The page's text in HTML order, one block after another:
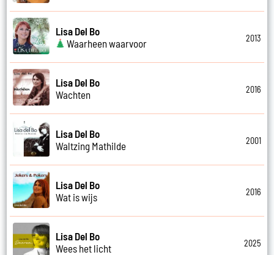
Lisa Del Bo
Waarheen waarvoor
2013
Lisa Del Bo
Wachten
2016
Lisa Del Bo
Waltzing Mathilde
2001
Lisa Del Bo
Wat is wijs
2016
Lisa Del Bo
Wees het licht
2025